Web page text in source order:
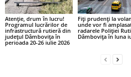
Atenție, drum în lucru!
Programul lucrărilor de
infrastructură rutieră din
județul Dâmbovița în
perioada 20-26 iulie 2026
Fiți prudenți la
unde vor fi
radarele Poliției
Dâmbovița în luna